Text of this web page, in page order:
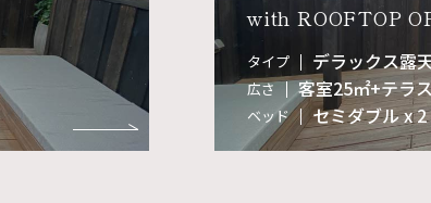
with ROOFTOP
タイプ デラックス露
広さ 客室25㎡+テラ
ベッド セミダブル x 2